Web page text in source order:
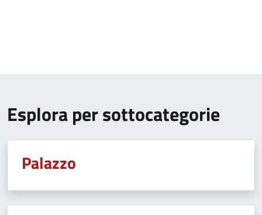
Esplora per sottocategorie
Palazzo